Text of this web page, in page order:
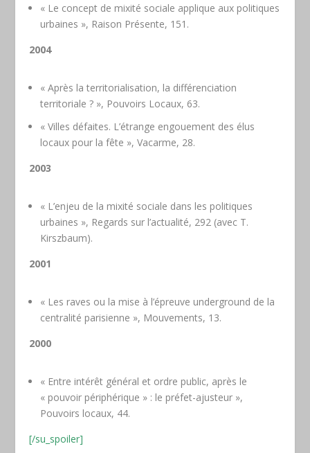
« Le concept de mixité sociale applique aux politiques
urbaines », Raison Présente, 151.
2004
« Après la territorialisation, la différenciation
territoriale ? », Pouvoirs Locaux, 63.
« Villes défaites. L’étrange engouement des élus
locaux pour la fête », Vacarme, 28.
2003
« L’enjeu de la mixité sociale dans les politiques
urbaines », Regards sur l’actualité, 292 (avec T.
Kirszbaum).
2001
« Les raves ou la mise à l’épreuve underground de la
centralité parisienne », Mouvements, 13.
2000
« Entre intérêt général et ordre public, après le
« pouvoir périphérique » : le préfet-ajusteur »,
Pouvoirs locaux, 44.
[/su_spoiler]